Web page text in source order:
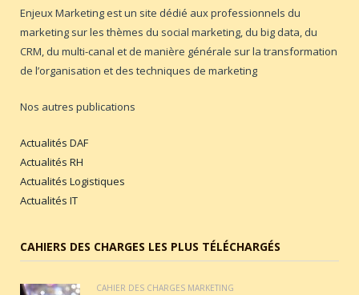
Enjeux Marketing est un site dédié aux professionnels du
marketing sur les thèmes du social marketing, du big data, du
CRM, du multi-canal et de manière générale sur la transformation
de l’organisation et des techniques de marketing
Nos autres publications
Actualités DAF
Actualités RH
Actualités Logistiques
Actualités IT
CAHIERS DES CHARGES LES PLUS TÉLÉCHARGÉS
CAHIER DES CHARGES MARKETING